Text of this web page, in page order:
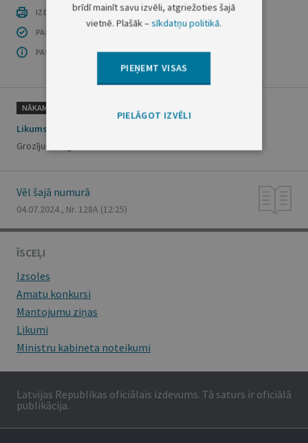
IZDRUKĀT PUBLIKĀCIJU
PAR INFORMĀCIJAS DROŠĪBU
PAR ŠO GRUPU
NĀKAMAIS
Likums
Grozījums Izglītības likumā
Vēl šajā numurā
04.07.2024., Nr. 128A (12:25)
ĪSCEĻI
Izsoles
Amatu konkursi
Mantojumu ziņas
Likumi
Ministru kabineta noteikumi
Latvijas Republikas oficiālais izdevums. Tā saturs ir oficiālā
publikācija.
brīdī mainīt savu izvēli, atgriežoties šajā
vietnē. Plašāk –sīkdatņu politikā.
PIEŅEMT VISAS
PIELĀGOT IZVĒLI